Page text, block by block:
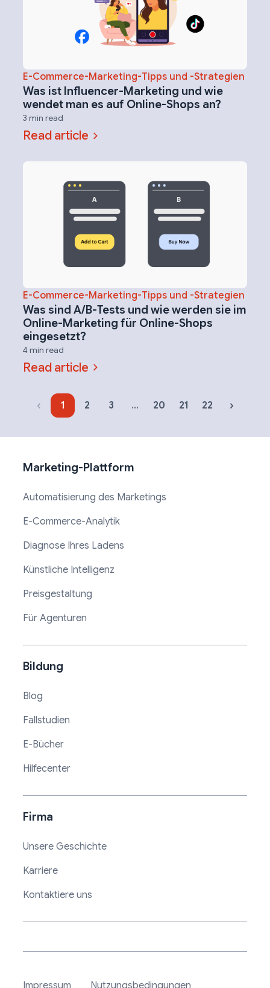
E-Commerce-Marketing-Tipps und -Strategien
Was ist Influencer-Marketing und wie
wendet man es auf Online-Shops an?
3 min read
Read article
E-Commerce-Marketing-Tipps und -Strategien
Was sind A/B-Tests und wie werden sie im
Online-Marketing für Online-Shops
eingesetzt?
4 min read
Read article
‹ 1 2 3 … 20 21 22 ›
Marketing-Plattform
Automatisierung des Marketings
E-Commerce-Analytik
Diagnose Ihres Ladens
Künstliche Intelligenz
Preisgestaltung
Für Agenturen
Bildung
Blog
Fallstudien
E-Bücher
Hilfecenter
Firma
Unsere Geschichte
Karriere
Kontaktiere uns
Impressum Nutzungsbedingungen